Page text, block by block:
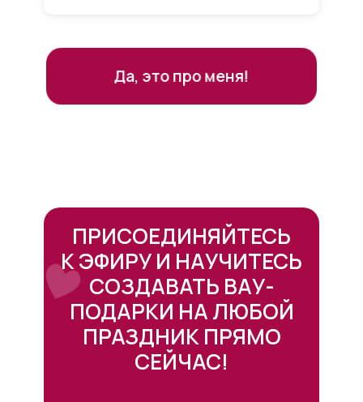
Да, это про меня!
ПРИСОЕДИНЯЙТЕСЬ
К ЭФИРУ И НАУЧИТЕСЬ
СОЗДАВАТЬ ВАУ-
ПОДАРКИ НА ЛЮБОЙ
ПРАЗДНИК ПРЯМО
СЕЙЧАС!